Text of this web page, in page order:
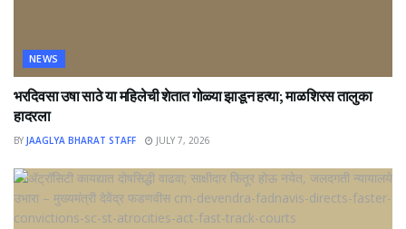
NEWS
भरदिवसा उषा साठे या महिलेची शेतात गोळ्या झाडून हत्या; माळशिरस तालुका
हादरला
BY JAAGLYA BHARAT STAFF JULY 7, 2026